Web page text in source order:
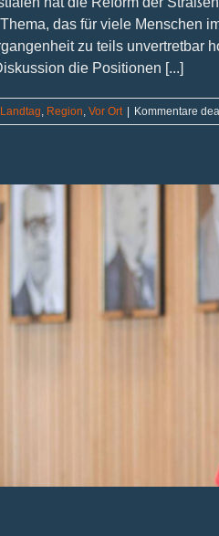
das für viele Menschen
zu teils unvertretbar
die Positionen [...]
Landtag, Region, Vor Ort Kommentare